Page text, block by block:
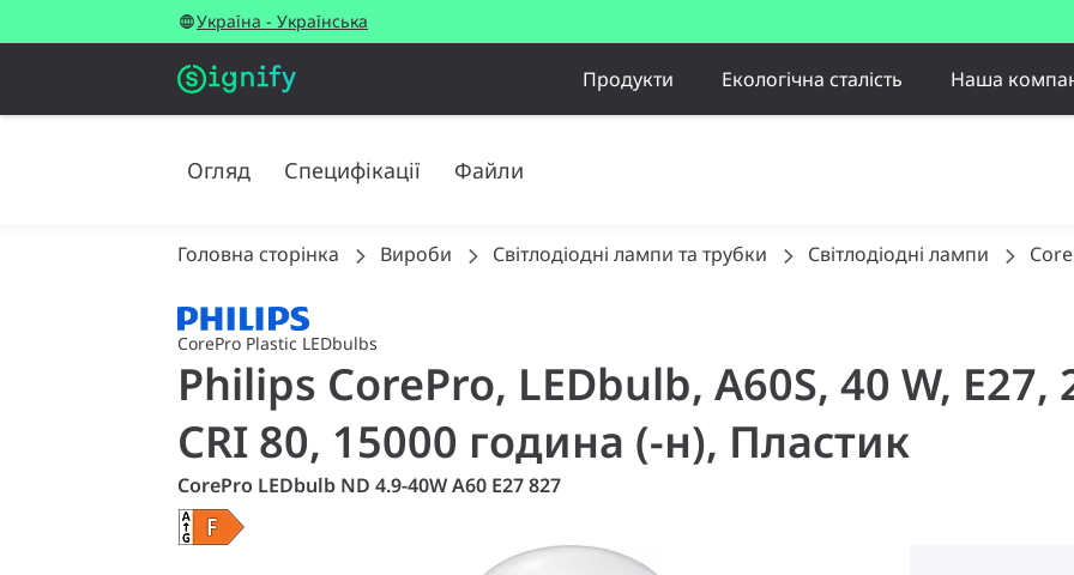
Україна - Українська
Продукти Екологічна сталість Наша
Огляд Специфікації Файли
Головна сторінка Вироби Світлодіодні лампи та трубки Світлодіодні лампи
CorePro Plastic LEDbulbs
Philips CorePro, LEDbulb, A60S, 40 W, E27,
CRI 80, 15000 година (-н), Пластик
CorePro LEDbulb ND 4.9-40W A60 E27 827